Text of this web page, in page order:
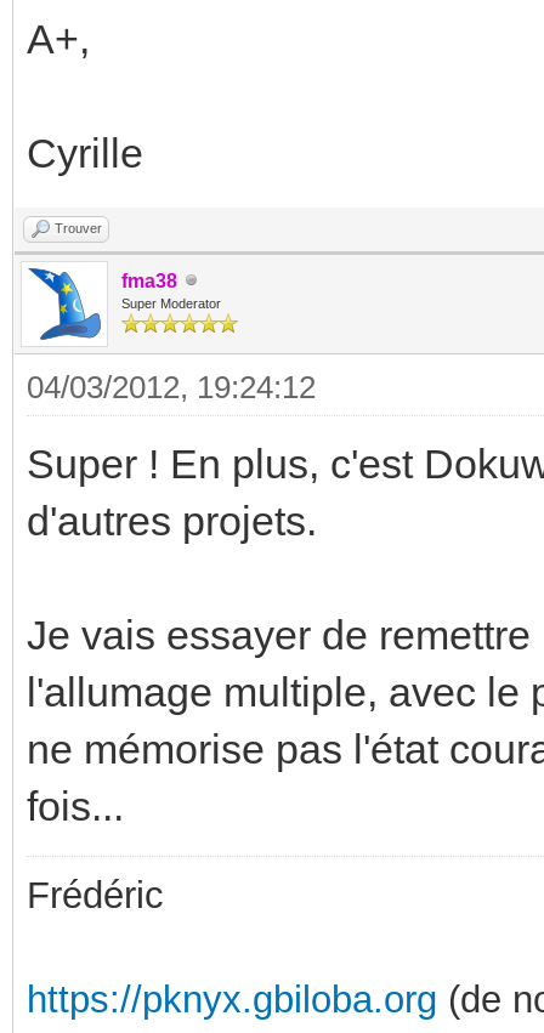
A+,
Cyrille
Trouver
fma38
Super Moderator
04/03/2012, 19:24:12
Super ! En plus, c'est
d'autres projets.
Je vais essayer de
l'allumage multiple, avec le
ne mémorise pas l'état
fois...
Frédéric
https://pknyx.gbiloba.org (de